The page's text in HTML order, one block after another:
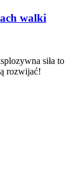
walki
siła to
rozwijać!